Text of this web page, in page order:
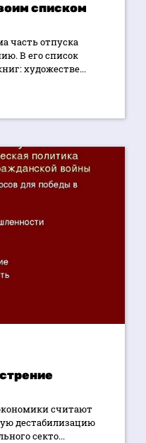
списком
часть отпуска
В его список
художестве...
считают
дестабилизацию
секто...